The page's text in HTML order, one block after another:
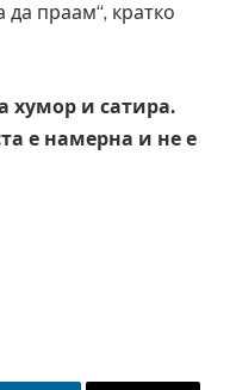
да праам“, кратко
хумор и сатира.
е намерна и не е